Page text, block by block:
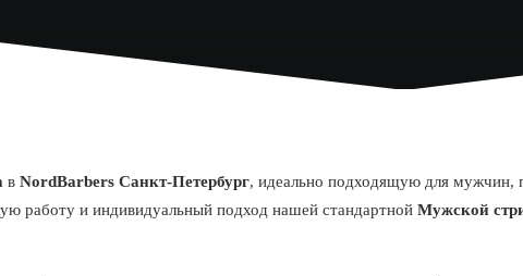
в NordBarbers Санкт-Петербург, идеально подходящую для мужчин,
работу и индивидуальный подход нашей стандартной Мужской